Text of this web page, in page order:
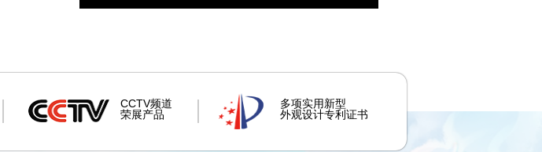
CCTV频道
荣展产品
多项实用新型
外观设计专利证书